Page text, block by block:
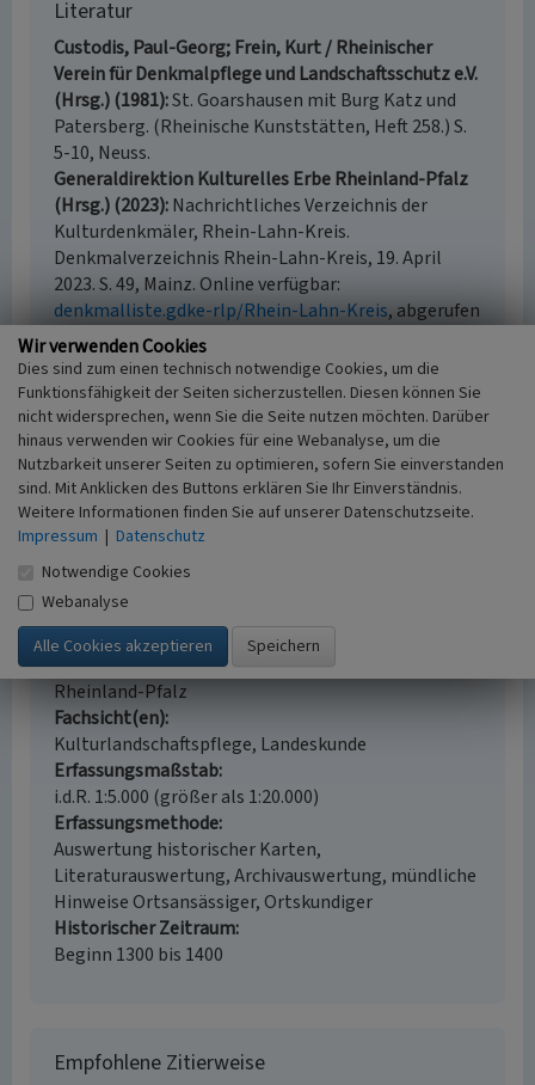
Literatur
Custodis, Paul-Georg; Frein, Kurt / Rheinischer
Verein für Denkmalpflege und Landschaftsschutz e.V.
(Hrsg.) (1981) St. Goarshausen mit Burg Katz und
Patersberg. (Rheinische Kunststätten, Heft 258.) S.
5-10, Neuss.
Generaldirektion Kulturelles Erbe Rheinland-Pfalz
(Hrsg.) (2023) Nachrichtliches Verzeichnis der
Kulturdenkmäler, Rhein-Lahn-Kreis.
Denkmalverzeichnis Rhein-Lahn-Kreis, 19. April
2023. S. 49, Mainz. Online verfügbar:
denkmalliste.gdke-rlp/Rhein-Lahn-Kreis, abgerufen
am 16.06.2023
Reste der Stadtbefestigung Sankt Goarshausen
Schlagwörter
Stadtbefestigung Stadtmauer Torturm
Straße / Hausnummer
Rheinstraße 29-31
56346 Sankt Goarshausen
Gesetzlich geschütztes Kulturdenkmal
Geschütztes Kulturdenkmal gem. § 8 DSchG
Rheinland-Pfalz
Fachsicht(en)
Kulturlandschaftspflege, Landeskunde
Erfassungsmaßstab
i.d.R. 1:5.000 (größer als 1:20.000)
Erfassungsmethode
Auswertung historischer Karten,
Literaturauswertung, Archivauswertung, mündliche
Hinweise Ortsansässiger, Ortskundiger
Historischer Zeitraum
Beginn 1300 bis 1400
Empfohlene Zitierweise
Wir verwenden Cookies
Dies sind zum einen technisch notwendige Cookies, um die
Funktionsfähigkeit der Seiten sicherzustellen. Diesen können Sie
nicht widersprechen, wenn Sie die Seite nutzen möchten. Darüber
hinaus verwenden wir Cookies für eine Webanalyse, um die
Nutzbarkeit unserer Seiten zu optimieren, sofern Sie einverstanden
sind. Mit Anklicken des Buttons erklären Sie Ihr Einverständnis.
Weitere Informationen finden Sie auf unserer Datenschutzseite.
Impressum | Datenschutz
Notwendige Cookies
Webanalyse